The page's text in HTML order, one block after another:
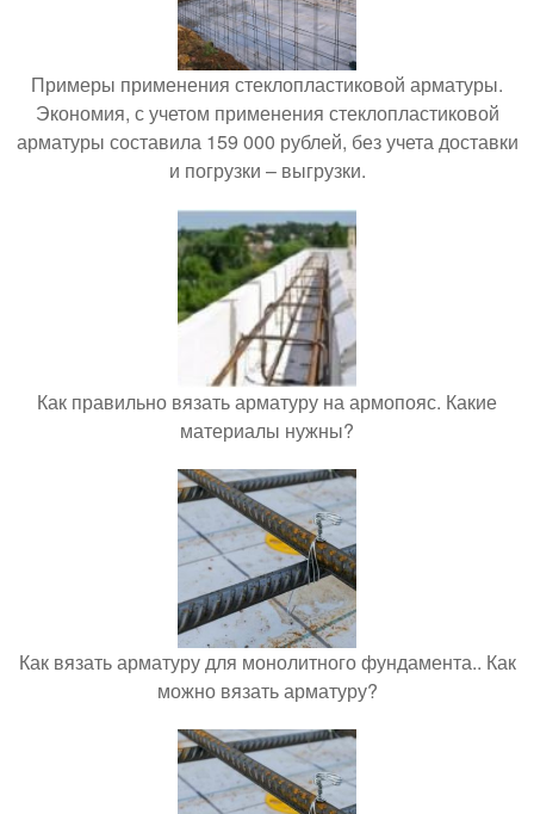
Примеры применения стеклопластиковой арматуры.
Экономия, с учетом применения стеклопластиковой
арматуры составила 159 000 рублей, без учета доставки
и погрузки – выгрузки.
Как правильно вязать арматуру на армопояс. Какие
материалы нужны?
Как вязать арматуру для монолитного фундамента.. Как
можно вязать арматуру?